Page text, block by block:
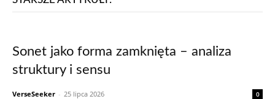
Sonet jako forma zamknięta – analiza
struktury i sensu
VerseSeeker - 25 lipca 2026 0